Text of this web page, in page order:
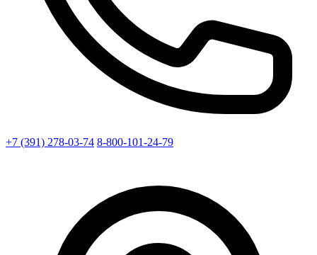
+7 (391) 278-03-74 8-800-101-24-79